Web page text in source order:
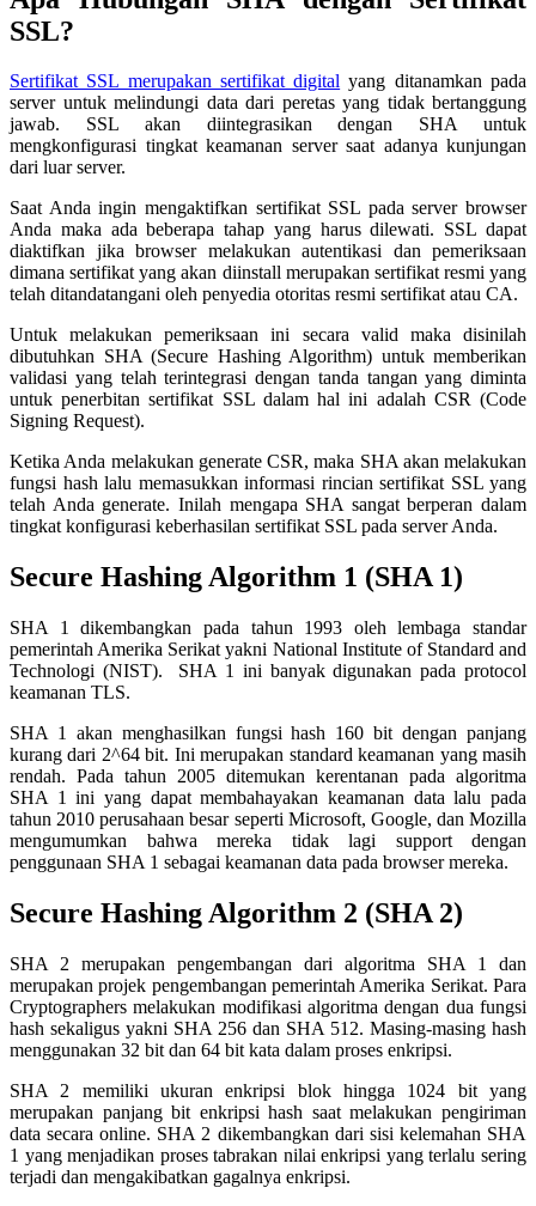
SSL?
Sertifikat SSL merupakan sertifikat digital yang ditanamkan pada
server untuk melindungi data dari peretas yang tidak bertanggung
jawab. SSL akan diintegrasikan dengan SHA untuk
mengkonfigurasi tingkat keamanan server saat adanya kunjungan
dari luar server.
Saat Anda ingin mengaktifkan sertifikat SSL pada server browser
Anda maka ada beberapa tahap yang harus dilewati. SSL dapat
diaktifkan jika browser melakukan autentikasi dan pemeriksaan
dimana sertifikat yang akan diinstall merupakan sertifikat resmi yang
telah ditandatangani oleh penyedia otoritas resmi sertifikat atau CA.
Untuk melakukan pemeriksaan ini secara valid maka disinilah
dibutuhkan SHA (Secure Hashing Algorithm) untuk memberikan
validasi yang telah terintegrasi dengan tanda tangan yang diminta
untuk penerbitan sertifikat SSL dalam hal ini adalah CSR (Code
Signing Request).
Ketika Anda melakukan generate CSR, maka SHA akan melakukan
fungsi hash lalu memasukkan informasi rincian sertifikat SSL yang
telah Anda generate. Inilah mengapa SHA sangat berperan dalam
tingkat konfigurasi keberhasilan sertifikat SSL pada server Anda.
Secure Hashing Algorithm 1 (SHA 1)
SHA 1 dikembangkan pada tahun 1993 oleh lembaga standar
pemerintah Amerika Serikat yakni National Institute of Standard and
Technologi (NIST). SHA 1 ini banyak digunakan pada protocol
keamanan TLS.
SHA 1 akan menghasilkan fungsi hash 160 bit dengan panjang
kurang dari 2^64 bit. Ini merupakan standard keamanan yang masih
rendah. Pada tahun 2005 ditemukan kerentanan pada algoritma
SHA 1 ini yang dapat membahayakan keamanan data lalu pada
tahun 2010 perusahaan besar seperti Microsoft, Google, dan Mozilla
mengumumkan bahwa mereka tidak lagi support dengan
penggunaan SHA 1 sebagai keamanan data pada browser mereka.
Secure Hashing Algorithm 2 (SHA 2)
SHA 2 merupakan pengembangan dari algoritma SHA 1 dan
merupakan projek pengembangan pemerintah Amerika Serikat. Para
Cryptographers melakukan modifikasi algoritma dengan dua fungsi
hash sekaligus yakni SHA 256 dan SHA 512. Masing-masing hash
menggunakan 32 bit dan 64 bit kata dalam proses enkripsi.
SHA 2 memiliki ukuran enkripsi blok hingga 1024 bit yang
merupakan panjang bit enkripsi hash saat melakukan pengiriman
data secara online. SHA 2 dikembangkan dari sisi kelemahan SHA
1 yang menjadikan proses tabrakan nilai enkripsi yang terlalu sering
terjadi dan mengakibatkan gagalnya enkripsi.